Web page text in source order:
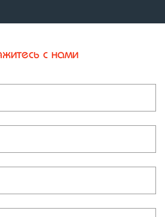
с нами